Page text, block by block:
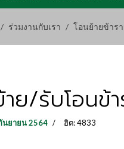
ร่วมงานกับเรา โอนย้ายข้าร
ย/รับโอนข้า
นยายน 2564 ฮิต: 4833